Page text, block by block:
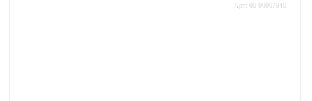
Арт: 00-00007940